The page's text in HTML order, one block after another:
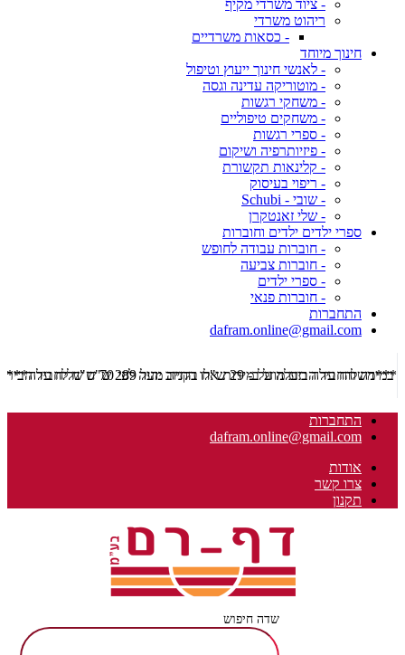
- ציוד משרדי מקיף
ריהוט משרדי
- כסאות משרדיים
חינוך מיוחד
- לאנשי חינוך ייעוץ וטיפול
- מוטוריקה עדינה וגסה
- משחקי רגשות
- משחקים טיפוליים
- ספרי רגשות
- פיזיותרפיה ושיקום
- קלינאות תקשורת
- ריפוי בעיסוק
- שובי - Schubi
- שלי זאנטקרן
ספרי ילדים ילדים וחוברות
- חוברות עבודה לחופש
- חוברות צביעה
- ספרי ילדים
- חוברות פנאי
התחברות
dafram.online@gmail.com
***משלוח עד הבית מוזל ב- 29 ש"ח בקניה מעל 289 ש"ח שליח עד הבית ***
התחברות
dafram.online@gmail.com
אודות
צרו קשר
תקנון
שדה חיפוש